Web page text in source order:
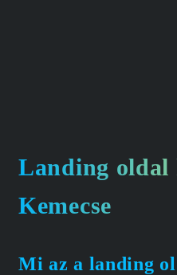
Landing oldal
Kemecse
Mi az a landing